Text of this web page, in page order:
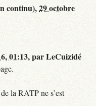
continu),29 octobre
01:13,parLeCuizidé
la RATP ne s’est